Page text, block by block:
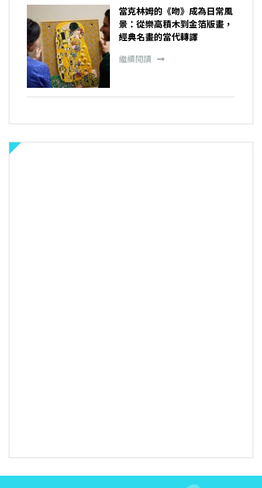
當克林姆的《吻》成為日常風
景：從樂高積木到金箔版畫，
經典名畫的當代轉譯
繼續閱讀